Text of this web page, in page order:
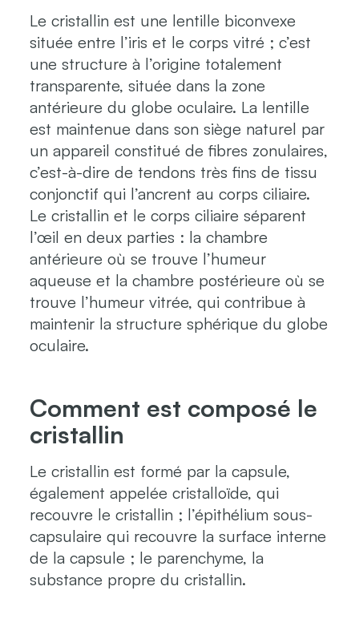
Le cristallin est une lentille biconvexe
située entre l’iris et le corps vitré ; c’est
une structure à l’origine totalement
transparente, située dans la zone
antérieure du globe oculaire. La lentille
est maintenue dans son siège naturel par
un appareil constitué de fibres zonulaires,
c’est-à-dire de tendons très fins de tissu
conjonctif qui l’ancrent au corps ciliaire.
Le cristallin et le corps ciliaire séparent
l’œil en deux parties : la chambre
antérieure où se trouve l’humeur
aqueuse et la chambre postérieure où se
trouve l’humeur vitrée, qui contribue à
maintenir la structure sphérique du globe
oculaire.
Comment est composé le
cristallin
Le cristallin est formé par la capsule,
également appelée cristalloïde, qui
recouvre le cristallin ; l’épithélium sous-
capsulaire qui recouvre la surface interne
de la capsule ; le parenchyme, la
substance propre du cristallin.